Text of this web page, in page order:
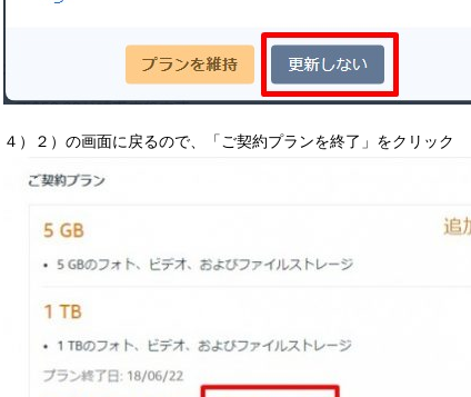
４）２）の画面に戻るので、「ご契約プランを終了」をクリック